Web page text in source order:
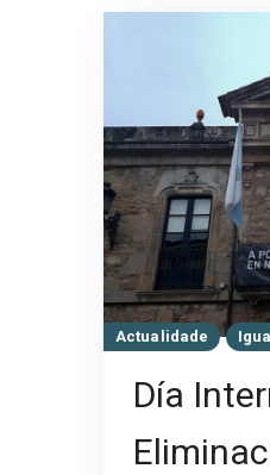
Actualidade
Día